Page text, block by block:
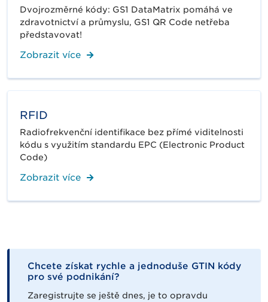
Dvojrozměrné kódy: GS1 DataMatrix pomáhá ve
zdravotnictví a průmyslu, GS1 QR Code netřeba
představovat!
Zobrazit více
RFID
Radiofrekvenční identifikace bez přímé viditelnosti
kódu s využitím standardu EPC (Electronic Product
Code)
Zobrazit více
Chcete získat rychle a jednoduše GTIN kódy
pro své podnikání?
Zaregistrujte se ještě dnes, je to opravdu